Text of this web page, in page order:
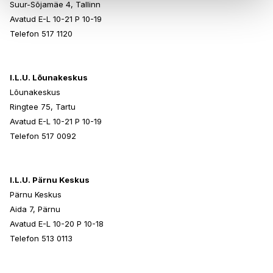
Suur-Sõjamäe 4, Tallinn
Avatud E-L 10-21 P 10-19
Telefon 517 1120
I.L.U. Lõunakeskus
Lõunakeskus
Ringtee 75, Tartu
Avatud E-L 10-21 P 10-19
Telefon 517 0092
I.L.U. Pärnu Keskus
Pärnu Keskus
Aida 7, Pärnu
Avatud E-L 10-20 P 10-18
Telefon 513 0113